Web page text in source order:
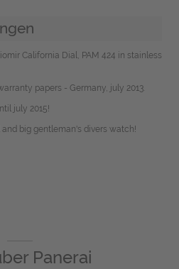
California Dial, PAM 424 in stainless
papers - Germany, july 2013.
july 2015!
big gentleman's divers watch!
Panerai